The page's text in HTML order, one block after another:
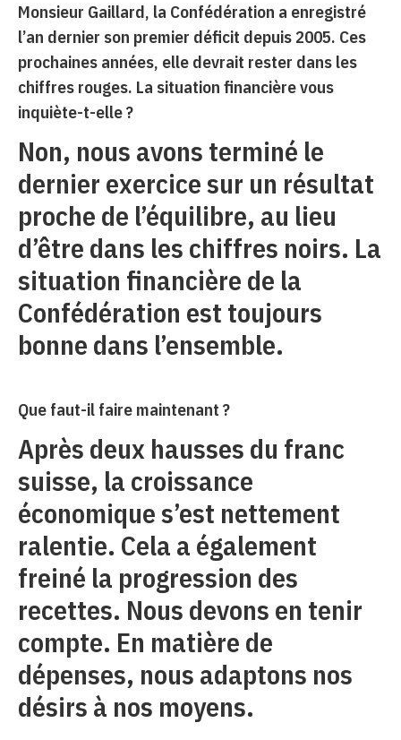
Monsieur Gaillard, la Confédération a enregistré
l’an dernier son premier déficit depuis 2005. Ces
prochaines années, elle devrait rester dans les
chiffres rouges. La situation financière vous
inquiète-t-elle ?
Non, nous avons terminé le
dernier exercice sur un résultat
proche de l’équilibre, au lieu
d’être dans les chiffres noirs. La
situation financière de la
Confédération est toujours
bonne dans l’ensemble.
Que faut-il faire maintenant ?
Après deux hausses du franc
suisse, la croissance
économique s’est nettement
ralentie. Cela a également
freiné la progression des
recettes. Nous devons en tenir
compte. En matière de
dépenses, nous adaptons nos
désirs à nos moyens.